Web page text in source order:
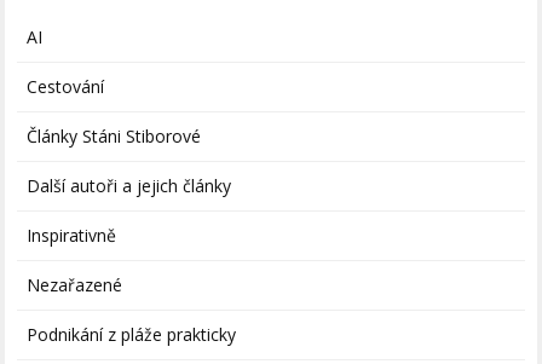
AI
Cestování
Články Stáni Stiborové
Další autoři a jejich články
Inspirativně
Nezařazené
Podnikání z pláže prakticky